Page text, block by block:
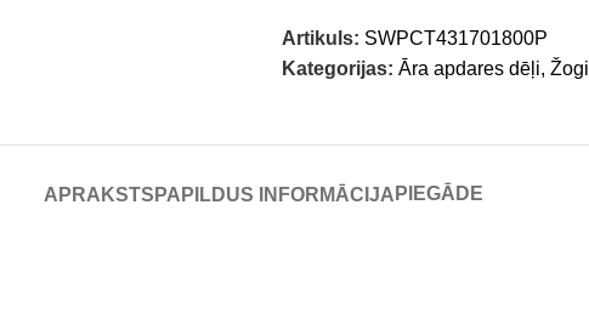
Artikuls: SWPCT431701800P
Kategorijas: Āra apdares dēļi, Žogi
APRAKSTS PAPILDUS INFORMĀCIJA PIEGĀDE